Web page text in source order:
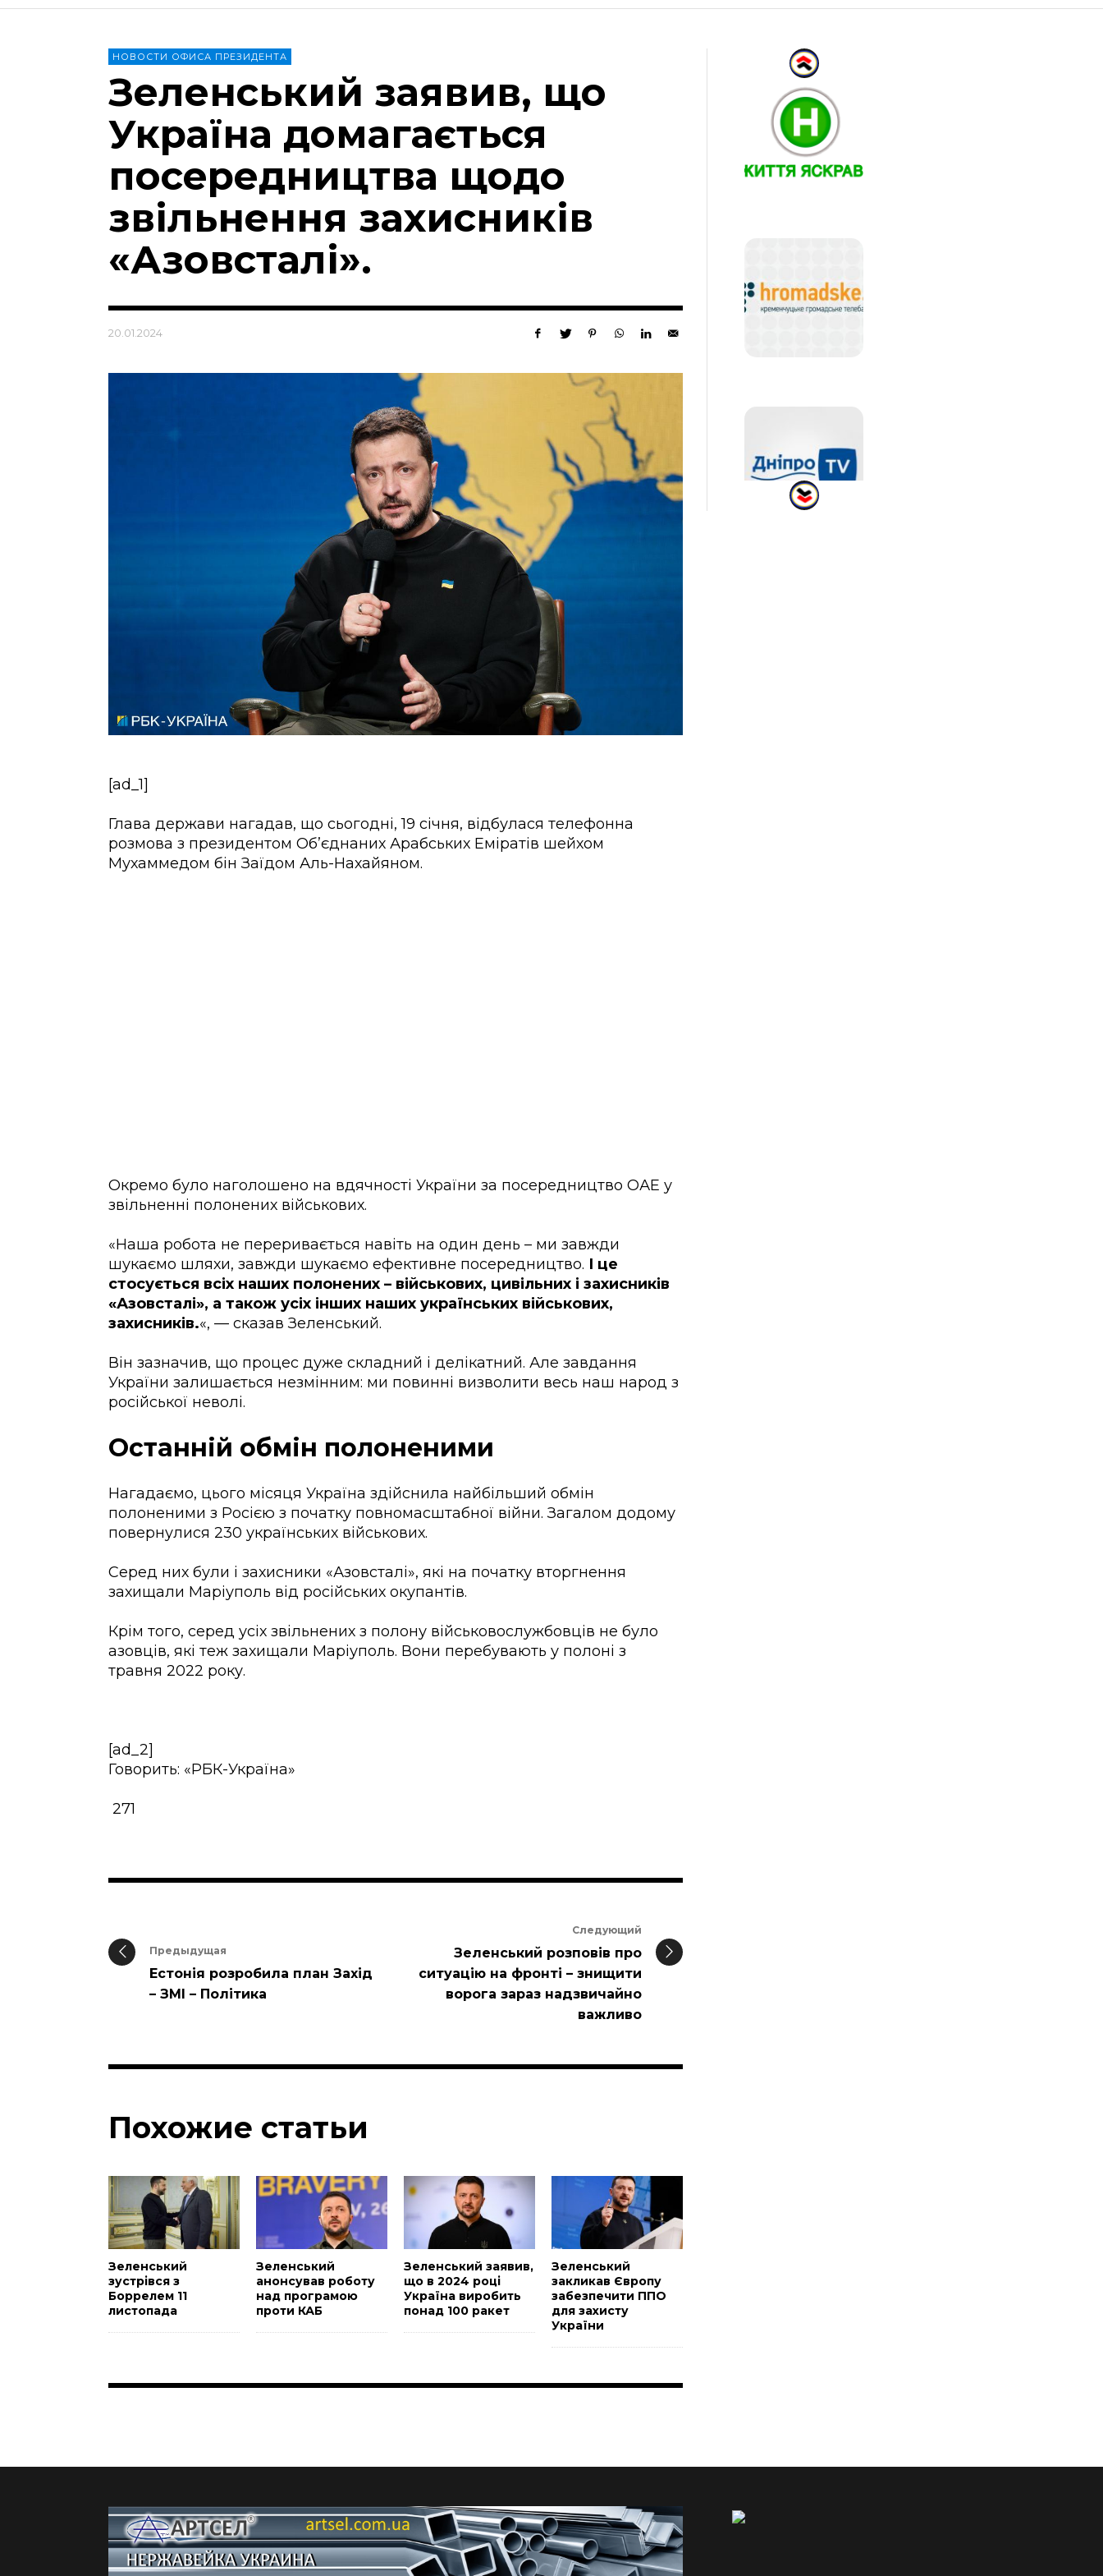
НОВОСТИ ОФИСА ПРЕЗИДЕНТА
Зеленський заявив, що
Україна домагається
посередництва щодо
звільнення захисників
«Азовсталі».
20.01.2024
[ad_1]
Глава держави нагадав, що сьогодні, 19 січня, відбулася телефонна
розмова з президентом Об’єднаних Арабських Еміратів шейхом
Мухаммедом бін Заїдом Аль-Нахайяном.
Окремо було наголошено на вдячності України за посередництво ОАЕ у
звільненні полонених військових.
«Наша робота не переривається навіть на один день – ми завжди
шукаємо шляхи, завжди шукаємо ефективне посередництво. І це
стосується всіх наших полонених – військових, цивільних і захисників
«Азовсталі», а також усіх інших наших українських військових,
захисників.«, — сказав Зеленський.
Він зазначив, що процес дуже складний і делікатний. Але завдання
України залишається незмінним: ми повинні визволити весь наш народ з
російської неволі.
Останній обмін полоненими
Нагадаємо, цього місяця Україна здійснила найбільший обмін
полоненими з Росією з початку повномасштабної війни. Загалом додому
повернулися 230 українських військових.
Серед них були і захисники «Азовсталі», які на початку вторгнення
захищали Маріуполь від російських окупантів.
Крім того, серед усіх звільнених з полону військовослужбовців не було
азовців, які теж захищали Маріуполь. Вони перебувають у полоні з
травня 2022 року.
[ad_2]
Говорить: «РБК-Україна»
271
Предыдущая
Естонія розробила план Захід
– ЗМІ – Політика
Следующий
Зеленський розповів про
ситуацію на фронті – знищити
ворога зараз надзвичайно
важливо
Похожие статьи
Зеленський
зустрівся з
Боррелем 11
листопада
Зеленський
анонсував роботу
над програмою
проти КАБ
Зеленський заявив,
що в 2024 році
Україна виробить
понад 100 ракет
Зеленський
закликав Європу
забезпечити ППО
для захисту
України